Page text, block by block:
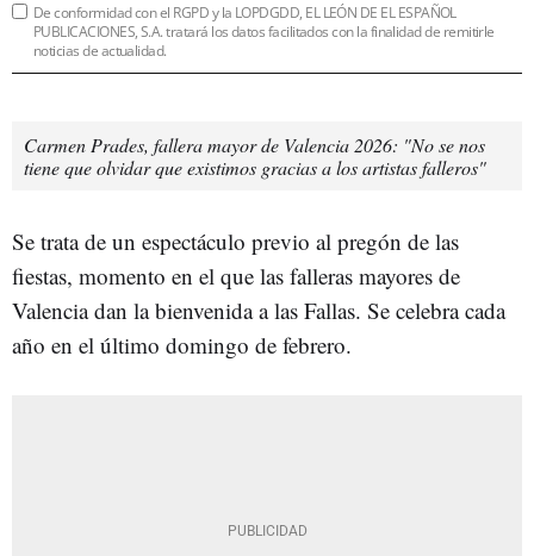
De conformidad con el RGPD y la LOPDGDD, EL LEÓN DE EL ESPAÑOL
PUBLICACIONES, S.A. tratará los datos facilitados con la finalidad de remitirle
noticias de actualidad.
Carmen Prades, fallera mayor de Valencia 2026: "No se nos
tiene que olvidar que existimos gracias a los artistas falleros"
Se trata de un espectáculo previo al pregón de las
fiestas, momento en el que las falleras mayores de
Valencia dan la bienvenida a las Fallas. Se celebra cada
año en el último domingo de febrero.